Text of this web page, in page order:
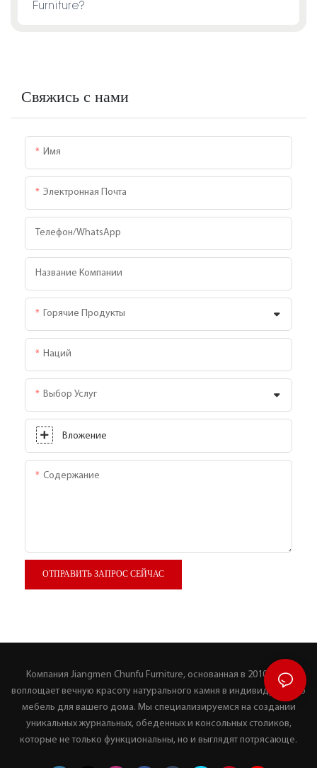
Furniture?
Свяжись с нами
Имя
Электронная Почта
Телефон/WhatsApp
Название Компании
Горячие Продукты
Наций
Выбор Услуг
Вложение
Содержание
ОТПРАВИТЬ ЗАПРОС СЕЙЧАС
Компания Jiangmen Chunfu Furniture, основанная в 2010 году,
воплощает вечную красоту натурального камня в индивидуальную
мебель для вашего дома. Мы специализируемся на создании
уникальных журнальных, обеденных и консольных столиков,
которые не только функциональны, но и выглядят потрясающе.